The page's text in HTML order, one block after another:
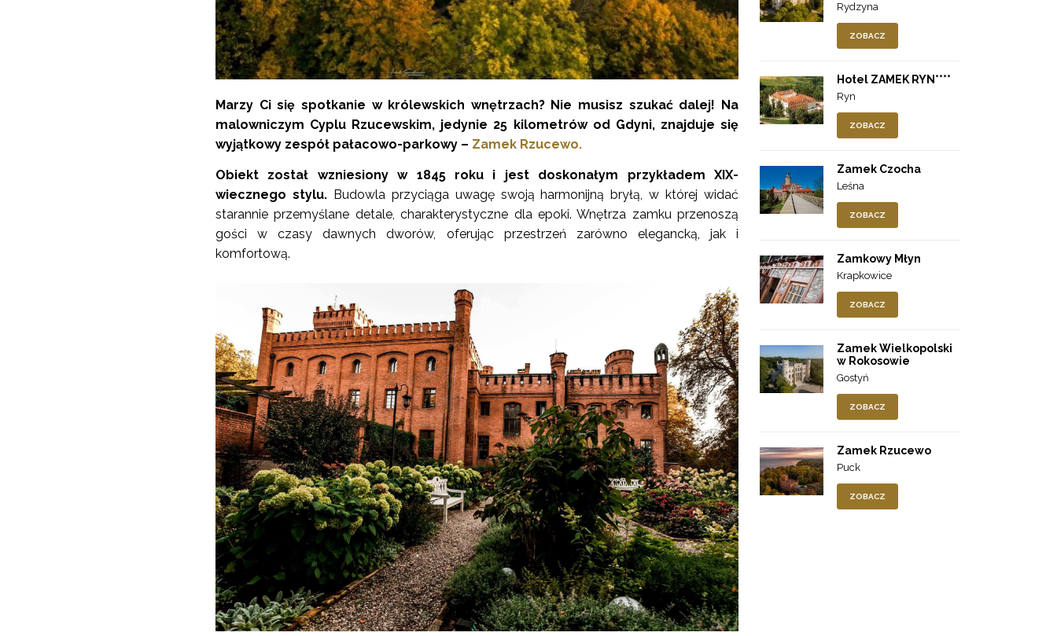
Marzy Ci się spotkanie w królewskich wnętrzach? Nie musisz szukać dalej! Na
malowniczym Cyplu Rzucewskim, jedynie 25 kilometrów od Gdyni, znajduje się
wyjątkowy zespół pałacowo-parkowy – Zamek Rzucewo.
Obiekt został wzniesiony w 1845 roku i jest doskonałym przykładem XIX-
wiecznego stylu.Budowla przyciąga uwagę swoją harmonijną bryłą, w której widać
starannie przemyślane detale, charakterystyczne dla epoki. Wnętrza zamku przenoszą
gości w czasy dawnych dworów, oferując przestrzeń zarówno elegancką, jak i
komfortową.
Rydzyna
ZOBACZ
Hotel ZAMEK RYN****
Ryn
ZOBACZ
Zamek Czocha
Leśna
ZOBACZ
Zamkowy Młyn
Krapkowice
ZOBACZ
Zamek Wielkopolski
w Rokosowie
Gostyń
ZOBACZ
Zamek Rzucewo
Puck
ZOBACZ